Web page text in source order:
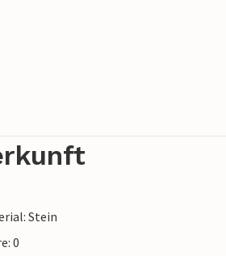
Stein
0